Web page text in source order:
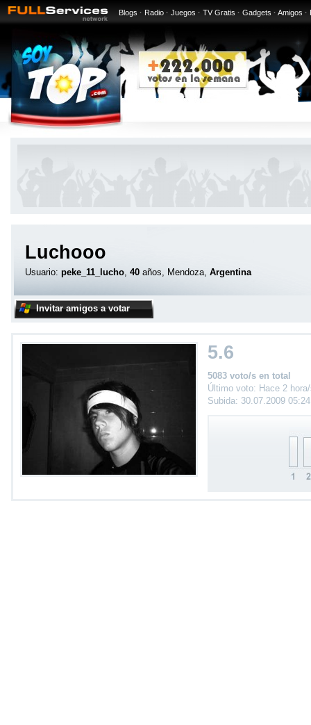
Blogs · Radio · Juegos · TV Gratis · Gadgets · Amigos ·
Luchooo
Usuario: peke_11_lucho, 40 años, Mendoza, Argentina
Invitar amigos a votar
5.6
5083 voto/s en total
Último voto: Hace 2
Subida: 30.07.2009